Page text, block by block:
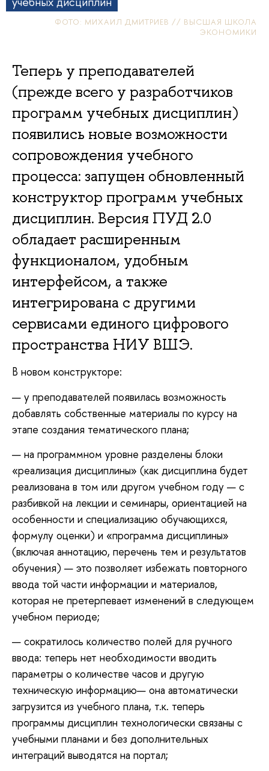
ФОТО: МИХАИЛ ДМИТРИЕВ // ВЫСШАЯ ШКОЛА
ЭКОНОМИКИ
Теперь у преподавателей
(прежде всего у разработчиков
программ учебных дисциплин)
появились новые возможности
сопровождения учебного
процесса: запущен обновленный
конструктор программ учебных
дисциплин. Версия ПУД 2.0
обладает расширенным
функционалом, удобным
интерфейсом, а также
интегрирована с другими
сервисами единого цифрового
пространства НИУ ВШЭ.
В новом конструкторе:
у преподавателей появилась возможность
добавлять собственные материалы по курсу на
этапе создания тематического плана;
на программном уровне разделены блоки
«реализация дисциплины» (как дисциплина будет
реализована в том или другом учебном году — с
разбивкой на лекции и семинары, ориентацией на
особенности и специализацию обучающихся,
формулу оценки) и «программа дисциплины»
(включая аннотацию, перечень тем и результатов
обучения) — это позволяет избежать повторного
ввода той части информации и материалов,
которая не претерпевает изменений в следующем
учебном периоде;
сократилось количество полей для ручного
ввода: теперь нет необходимости вводить
параметры о количестве часов и другую
техническую информацию— она автоматически
загрузится из учебного плана, т.к. теперь
программы дисциплин технологически связаны с
учебными планами и без дополнительных
интеграций выводятся на портал;